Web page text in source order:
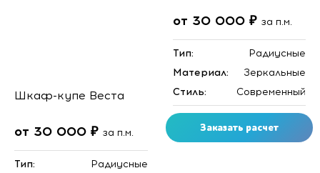
Шкаф-купе Веста
от 30 000 ₽ за п.м.
Тип:
Радиусные
от 30 000 ₽ за п.м.
Тип:
Радиусные
Материал:
Зеркальные
Стиль:
Современный
Заказать расчет